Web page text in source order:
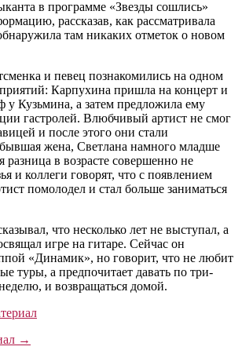
в программе «Звезды сошлись»
рассказав, как рассматривала
там никаких отметок о новом
и певец познакомились на одном
Карпухина пришла на концерт и
у Кузьмина, а затем предложила ему
гастролей. Влюбчивый артист не смог
и после этого они стали
бывшая жена, Светлана намного младше
разница в возрасте совершенно не
и коллеги говорят, что с появлением
помолодел и стал больше заниматься
что несколько лет не выступал, а
игре на гитаре. Сейчас он
«Динамик», но говорит, что не любит
туры, а предпочитает давать по три-
и возвращаться домой.
→